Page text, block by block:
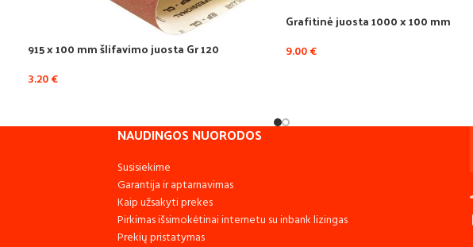
915 x 100 mm šlifavimo juosta Gr 120
3.20€
Grafitinė juosta 1000 x 100 mm
9.00€
NAUDINGOS NUORODOS
Susisiekime
Garantija ir aptarnavimas
Kaip užsakyti prekes
Pirkimas išsimokėtinai internetu su inbank lizingas
Prekių pristatymas